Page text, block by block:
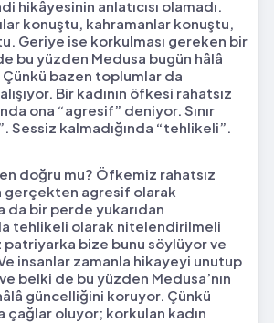
hikâyesinin anlatıcısı olamadı.
konuştu, kahramanlar konuştu,
Geriye ise korkulması gereken bir
bu yüzden Medusa bugün hâlâ
bazen toplumlar da
Bir kadının öfkesi rahatsız
ona “agresif” deniyor. Sınır
Sessiz kalmadığında “tehlikeli”.
doğru mu? Öfkemiz rahatsız
gerçekten agresif olarak
da bir perde yukarıdan
tehlikeli olarak nitelendirilmeli
patriyarka bize bunu söylüyor ve
insanlar zamanla hikayeyi unutup
belki de bu yüzden Medusa’nın
güncelliğini koruyor. Çünkü
çağlar oluyor; korkulan kadın